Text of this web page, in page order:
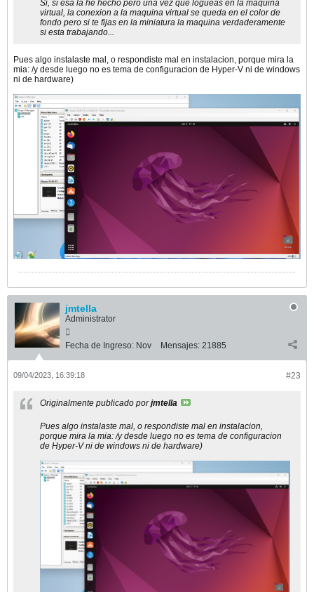
Si, si esa la he hecho pero una vez que logueas en la maquina
virtual, la conexion a la maquina virtual se queda en el color de
fondo pero si te fijas en la miniatura la maquina verdaderamente
si esta trabajando...
Pues algo instalaste mal, o respondiste mal en instalacion, porque mira la
mia: /y desde luego no es tema de configuracion de Hyper-V ni de windows
ni de hardware)
jmtella
Administrator
Fecha de Ingreso: Nov Mensajes: 21885
#23
09/04/2023, 16:39:18
Originalmente publicado porjmtella
Pues algo instalaste mal, o respondiste mal en instalacion,
porque mira la mia: /y desde luego no es tema de configuracion
de Hyper-V ni de windows ni de hardware)